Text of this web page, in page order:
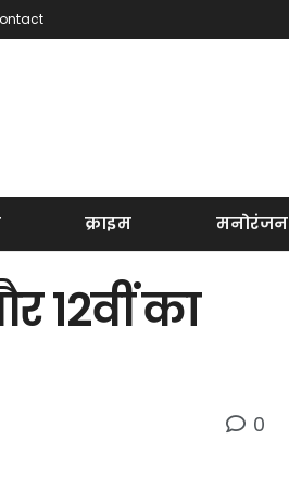
क्राइम मनोरंजन
12वीं का
0